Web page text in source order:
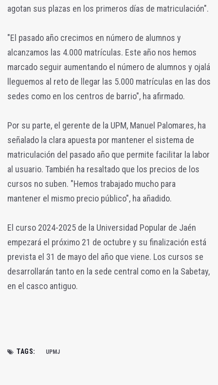
agotan sus plazas en los primeros días de matriculación".
"El pasado año crecimos en número de alumnos y
alcanzamos las 4.000 matrículas. Este año nos hemos
marcado seguir aumentando el número de alumnos y ojalá
lleguemos al reto de llegar las 5.000 matrículas en las dos
sedes como en los centros de barrio", ha afirmado.
Por su parte, el gerente de la UPM, Manuel Palomares, ha
señalado la clara apuesta por mantener el sistema de
matriculación del pasado año que permite facilitar la labor
al usuario. También ha resaltado que los precios de los
cursos no suben. "Hemos trabajado mucho para
mantener el mismo precio público", ha añadido.
El curso 2024-2025 de la Universidad Popular de Jaén
empezará el próximo 21 de octubre y su finalización está
prevista el 31 de mayo del año que viene. Los cursos se
desarrollarán tanto en la sede central como en la Sabetay,
en el casco antiguo.
TAGS: UPMJ